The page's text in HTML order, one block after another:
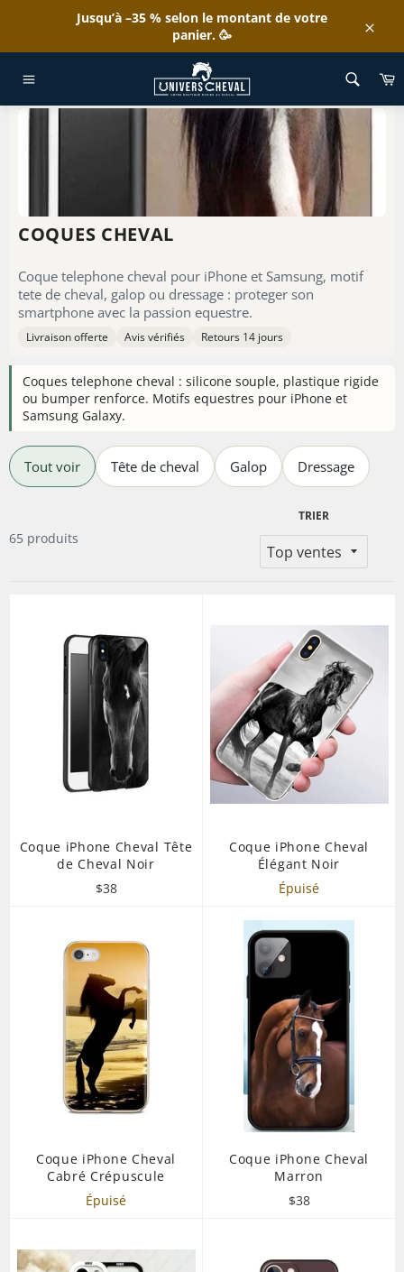
contenu
Jusqu’à –35 % selon le montant de votre
panier. 🥳
COQUES CHEVAL
Coque telephone cheval pour iPhone et Samsung, motif
tete de cheval, galop ou dressage : proteger son
smartphone avec la passion equestre.
Livraison offerte Avis vérifiés Retours 14 jours
Coques telephone cheval : silicone souple, plastique rigide
ou bumper renforce. Motifs equestres pour iPhone et
Samsung Galaxy.
Tout voir Tête de cheval Galop Dressage
65 produits
TRIER
Coque iPhone Cheval Tête
de Cheval Noir
Prix
$38
Coque iPhone Cheval
Élégant Noir
Épuisé
Coque iPhone Cheval
Cabré Crépuscule
Épuisé
Coque iPhone Cheval
Marron
Prix
$38